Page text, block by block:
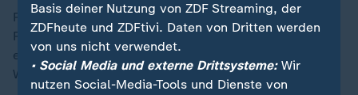
Rechtsexperten verweisen darauf, dass das BSW das
Recht der Auslandsdeutschen nicht stellvertretend
einklagen kann: Das können nur die Wählerinnen und
Wähler selbst, die nicht zu ihrem Recht kamen.
Basis deiner Nutzung von ZDF Streaming, der
ZDFheute und ZDFtivi. Daten von Dritten werden
von uns nicht verwendet.
• Social Media und externe Drittsysteme:Wir
nutzen Social-Media-Tools und Dienste von